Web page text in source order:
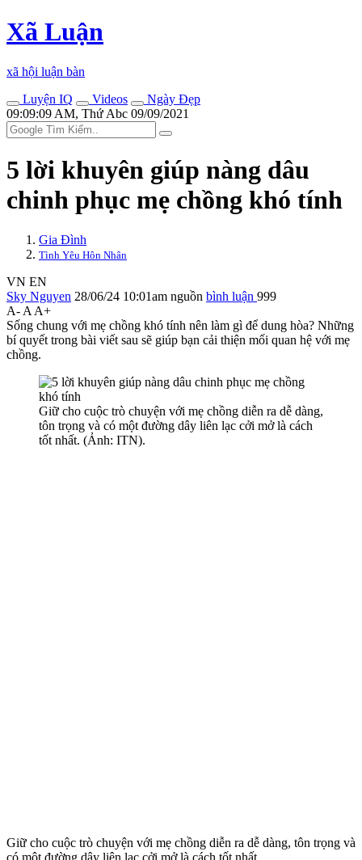
Xã Luận
xã hội luận bàn
Luyện IQ
Videos
Ngày Đẹp
09:09:09 AM, Thứ Abc 09/09/2021
5 lời khuyên giúp nàng dâu
chinh phục mẹ chồng khó tính
Gia Đình
Tình Yêu Hôn Nhân
VN EN
Sky Nguyen 28/06/24 10:01am nguồn bình luận 999
A- A A+
Sống chung với mẹ chồng khó tính nên làm gì để dung hòa? Những
bí quyết trong bài viết sau sẽ giúp bạn cải thiện mối quan hệ với mẹ
chồng.
Giữ cho cuộc trò chuyện với mẹ chồng diễn ra dễ dàng,
tôn trọng và có một đường dây liên lạc cởi mở là cách
tốt nhất. (Ảnh: ITN).
Giữ cho cuộc trò chuyện với mẹ chồng diễn ra dễ dàng, tôn trọng và
có một đường dây liên lạc cởi mở là cách tốt nhất.